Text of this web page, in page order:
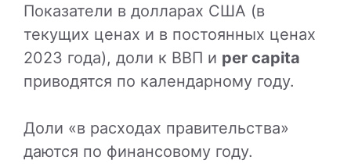
Показатели в долларах США (в
текущих ценах и в постоянных ценах
2023 года), доли к ВВП и per capita
приводятся по календарному году.
Доли «в расходах правительства»
даются по финансовому году.